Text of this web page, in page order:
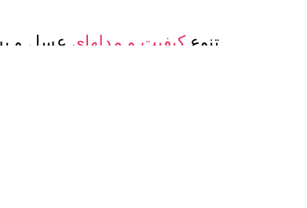
تنوعکیفیت و مدلهای عسل و